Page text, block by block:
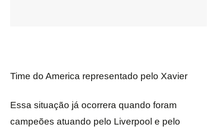
Time do America representado pelo Xavier
Essa situação já ocorrera quando foram
campeões atuando pelo Liverpool e pelo